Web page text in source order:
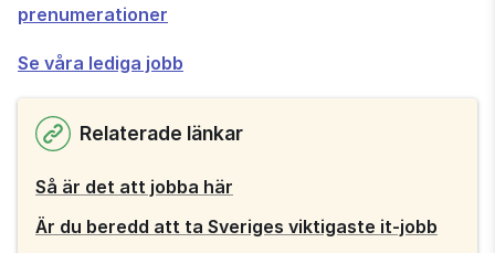
prenumerationer
i
fönster
Se våra lediga jobb
Relaterade länkar
Så är det att jobba här
Är du beredd att ta Sveriges viktigaste it-jobb